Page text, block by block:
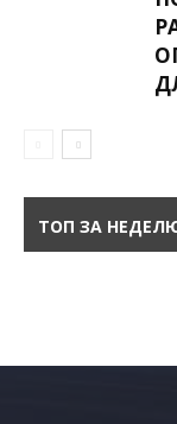
ТОП ЗА